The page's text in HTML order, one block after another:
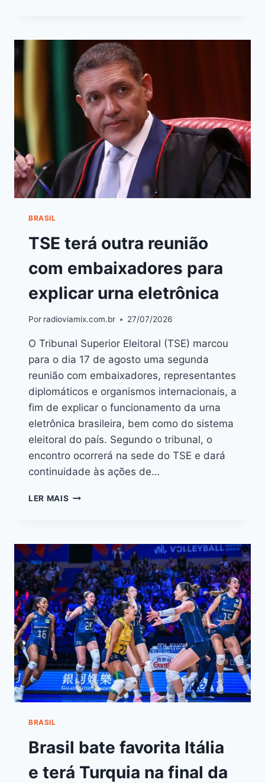
BRASIL
TSE terá outra reunião
com embaixadores para
explicar urna eletrônica
Por radioviamix.com.br 27/07/2026
O Tribunal Superior Eleitoral (TSE) marcou
para o dia 17 de agosto uma segunda
reunião com embaixadores, representantes
diplomáticos e organismos internacionais, a
fim de explicar o funcionamento da urna
eletrônica brasileira, bem como do sistema
eleitoral do país. Segundo o tribunal, o
encontro ocorrerá na sede do TSE e dará
continuidade às ações de…
LER MAIS
BRASIL
Brasil bate favorita Itália
e terá Turquia na final da